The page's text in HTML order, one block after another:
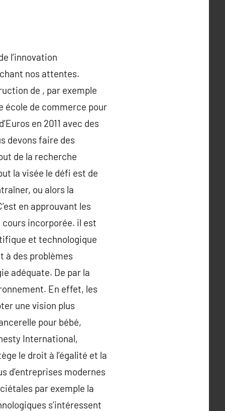
l’innovation
nos attentes.
de , par exemple
école de commerce pour
en 2011 avec des
devons faire des
de la recherche
la visée le défi est de
ou alors la
en approuvant les
incorporée. il est
et technologique
à des problèmes
adéquate. De par la
En effet, les
une vision plus
pour bébé,
International,
le droit à l’égalité et la
d’entreprises modernes
par exemple la
s’intéressent